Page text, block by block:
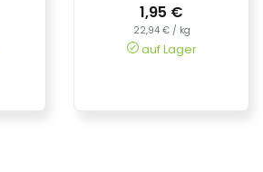
1,95 €
22,94 € / kg
auf Lager